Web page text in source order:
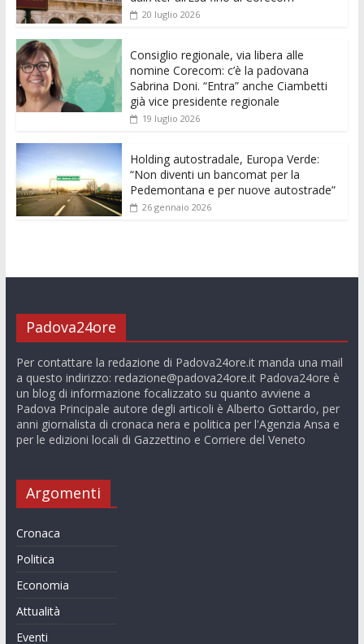
o
k
p
p er
20 luglio 2026
Consiglio regionale, via libera alle
nomine Corecom: c’è la padovana
Sabrina Doni. “Entra” anche Ciambetti
già vice presidente regionale
19 luglio 2026
Holding autostradale, Europa Verde:
“Non diventi un bancomat per la
Pedemontana e per nuove autostrade”
26 gennaio 2026
Padova24ore
Per contattare la redazione di Padova24ore.it manda una mail
a questo indirizzo: redazione@padova24ore.itPadova24ore è
un blog di informazione focalizzato su quanto avviene a
Padova Principale autore degli articoli è Alberto Gottardo, per
anni giornalista di cronaca nera e politica per l'Agenzia Ansa e
per le edizioni locali di Gazzettino e Corriere del Veneto
Argomenti
Cronaca
Politica
Economia
Attualità
Eventi